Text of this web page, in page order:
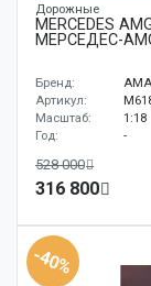
Дорожные
MERCEDES
МЕРСЕДЕС-
Бренд:
Артикул:
Масштаб:
1:18
Год:
-
528 000
316 800
-40%